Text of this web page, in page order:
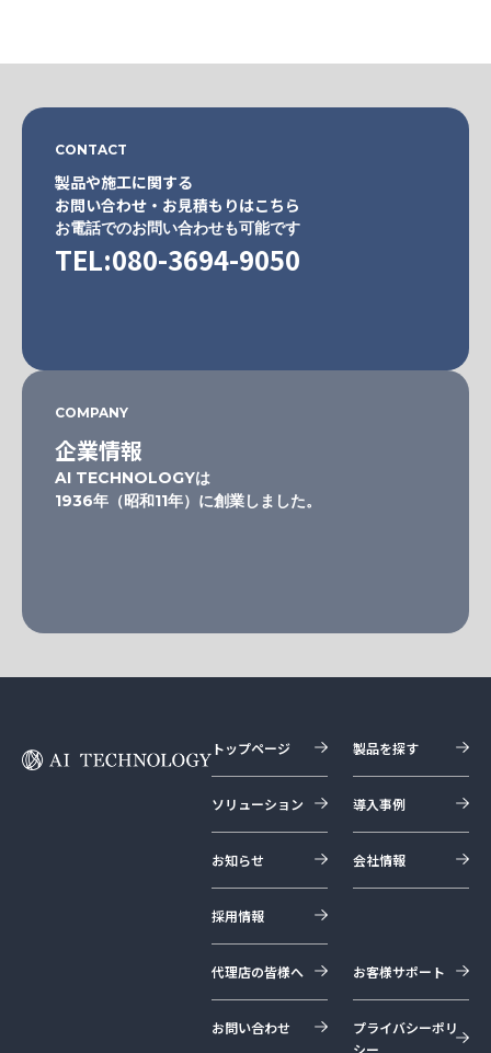
CONTACT
製品や施工に関する
お問い合わせ・お見積もりはこちら
お電話でのお問い合わせも可能です
TEL:080-3694-9050
COMPANY
企業情報
AI TECHNOLOGYは
1936年（昭和11年）に創業しました。
トップページ 製品を探す
ソリューション 導入事例
お知らせ 会社情報
採用情報
代理店の皆様へ お客様サポート
お問い合わせ
プライバシーポリ
シー